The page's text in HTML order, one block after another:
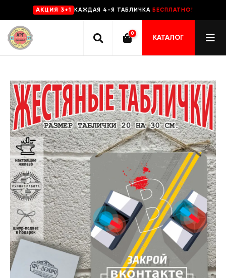
AKЦИЯ 3+1 КАЖДАЯ 4-Я ТАБЛИЧКА БЕСПЛАТНО!
0
КАТАЛОГ